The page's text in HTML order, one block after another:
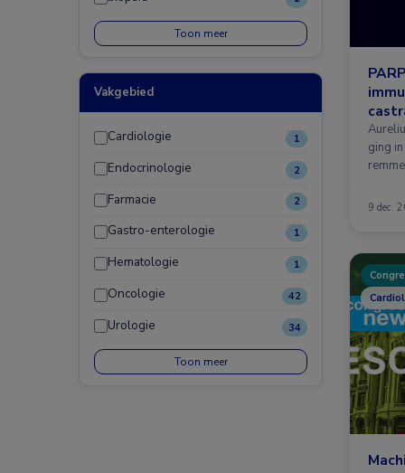
Toon meer
Vakgebied
Cardiologie 1
Endocrinologie 2
Farmacie 2
Gastro-enterologie 1
Hematologie 1
Oncologie 42
Urologie 34
Toon meer
ging
9 dec.